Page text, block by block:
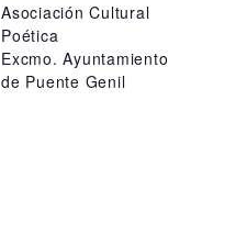
Asociación Cultural
Poética
Excmo. Ayuntamiento
de Puente Genil